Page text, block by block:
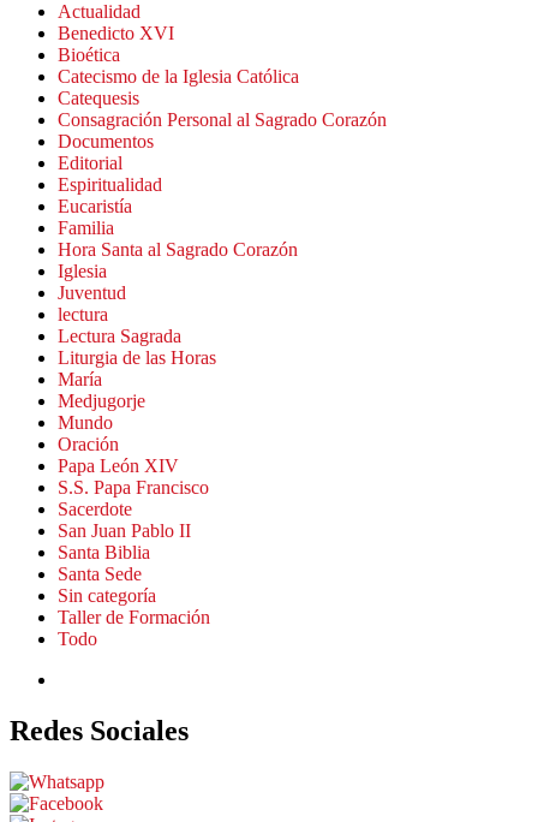
Actualidad
Benedicto XVI
Bioética
Catecismo de la Iglesia Católica
Catequesis
Consagración Personal al Sagrado Corazón
Documentos
Editorial
Espiritualidad
Eucaristía
Familia
Hora Santa al Sagrado Corazón
Iglesia
Juventud
lectura
Lectura Sagrada
Liturgia de las Horas
María
Medjugorje
Mundo
Oración
Papa León XIV
S.S. Papa Francisco
Sacerdote
San Juan Pablo II
Santa Biblia
Santa Sede
Sin categoría
Taller de Formación
Todo
Redes Sociales